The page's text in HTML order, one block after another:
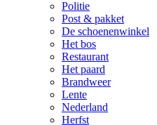
Politie
Post & pakket
De schoenenwinkel
Het bos
Restaurant
Het paard
Brandweer
Lente
Nederland
Herfst